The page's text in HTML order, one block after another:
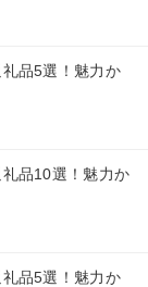
品5選！魅力か
品10選！魅力か
品5選！魅力か